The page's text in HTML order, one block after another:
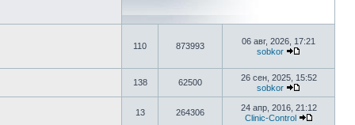
110 873993
06 авг, 2026, 17:21
sobkor
138 62500
26 сен, 2025, 15:52
sobkor
13 264306
24 апр, 2016, 21:12
Clinic-Control